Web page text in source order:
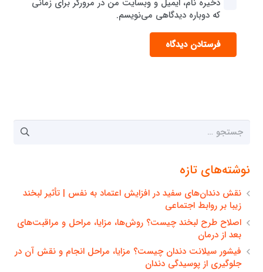
که دوباره دیدگاهی می‌نویسم.
فرستادن دیدگاه
جستجو
نوشته‌های تازه
نقش دندان‌های سفید در افزایش اعتماد به نفس | تأثیر لبخند
زیبا بر روابط اجتماعی
اصلاح طرح لبخند چیست؟ روش‌ها، مزایا، مراحل و مراقبت‌های
بعد از درمان
فیشور سیلانت دندان چیست؟ مزایا، مراحل انجام و نقش آن در
جلوگیری از پوسیدگی دندان